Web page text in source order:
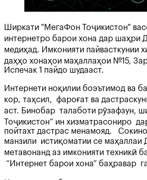
Ширкати "МегаФон Тоҷикистон"
интернетро барои хона дар шаҳри
медиҳад. Имконияти пайвасткунии
даҳҳо хонаҳои маҳаллаҳои №15,
Испечак 1 пайдо шудааст.
Интернети ноқилии боэътимод ва
кор, таҳсил, фароғат ва
аст. Бинобар талаботи рӯзафзун,
Тоҷикистон” ин хизматрасониро
пойтахт дастрас менамояд.
манзили истиқоматии се маҳаллаи
метавонанд аз имконияти техникӣ
“Интернет барои хона” баҳравар